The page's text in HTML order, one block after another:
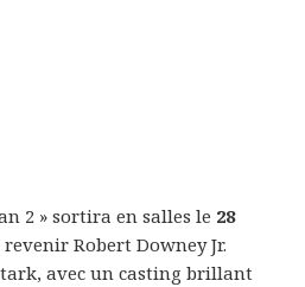
2 » sortira en salles le 28
Robert Downey Jr.
avec un casting brillant